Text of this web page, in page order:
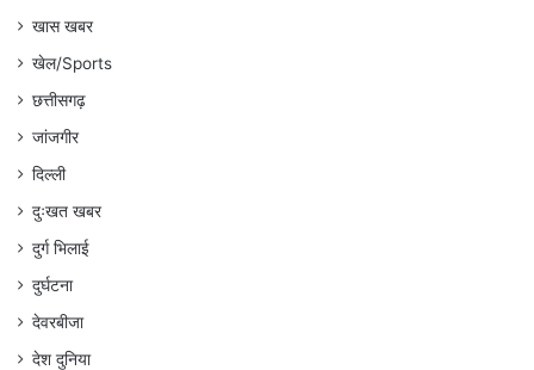
खास खबर
खेल/Sports
छत्तीसगढ़
जांजगीर
दिल्ली
दुःखत खबर
दुर्ग भिलाई
दुर्घटना
देवरबीजा
देश दुनिया